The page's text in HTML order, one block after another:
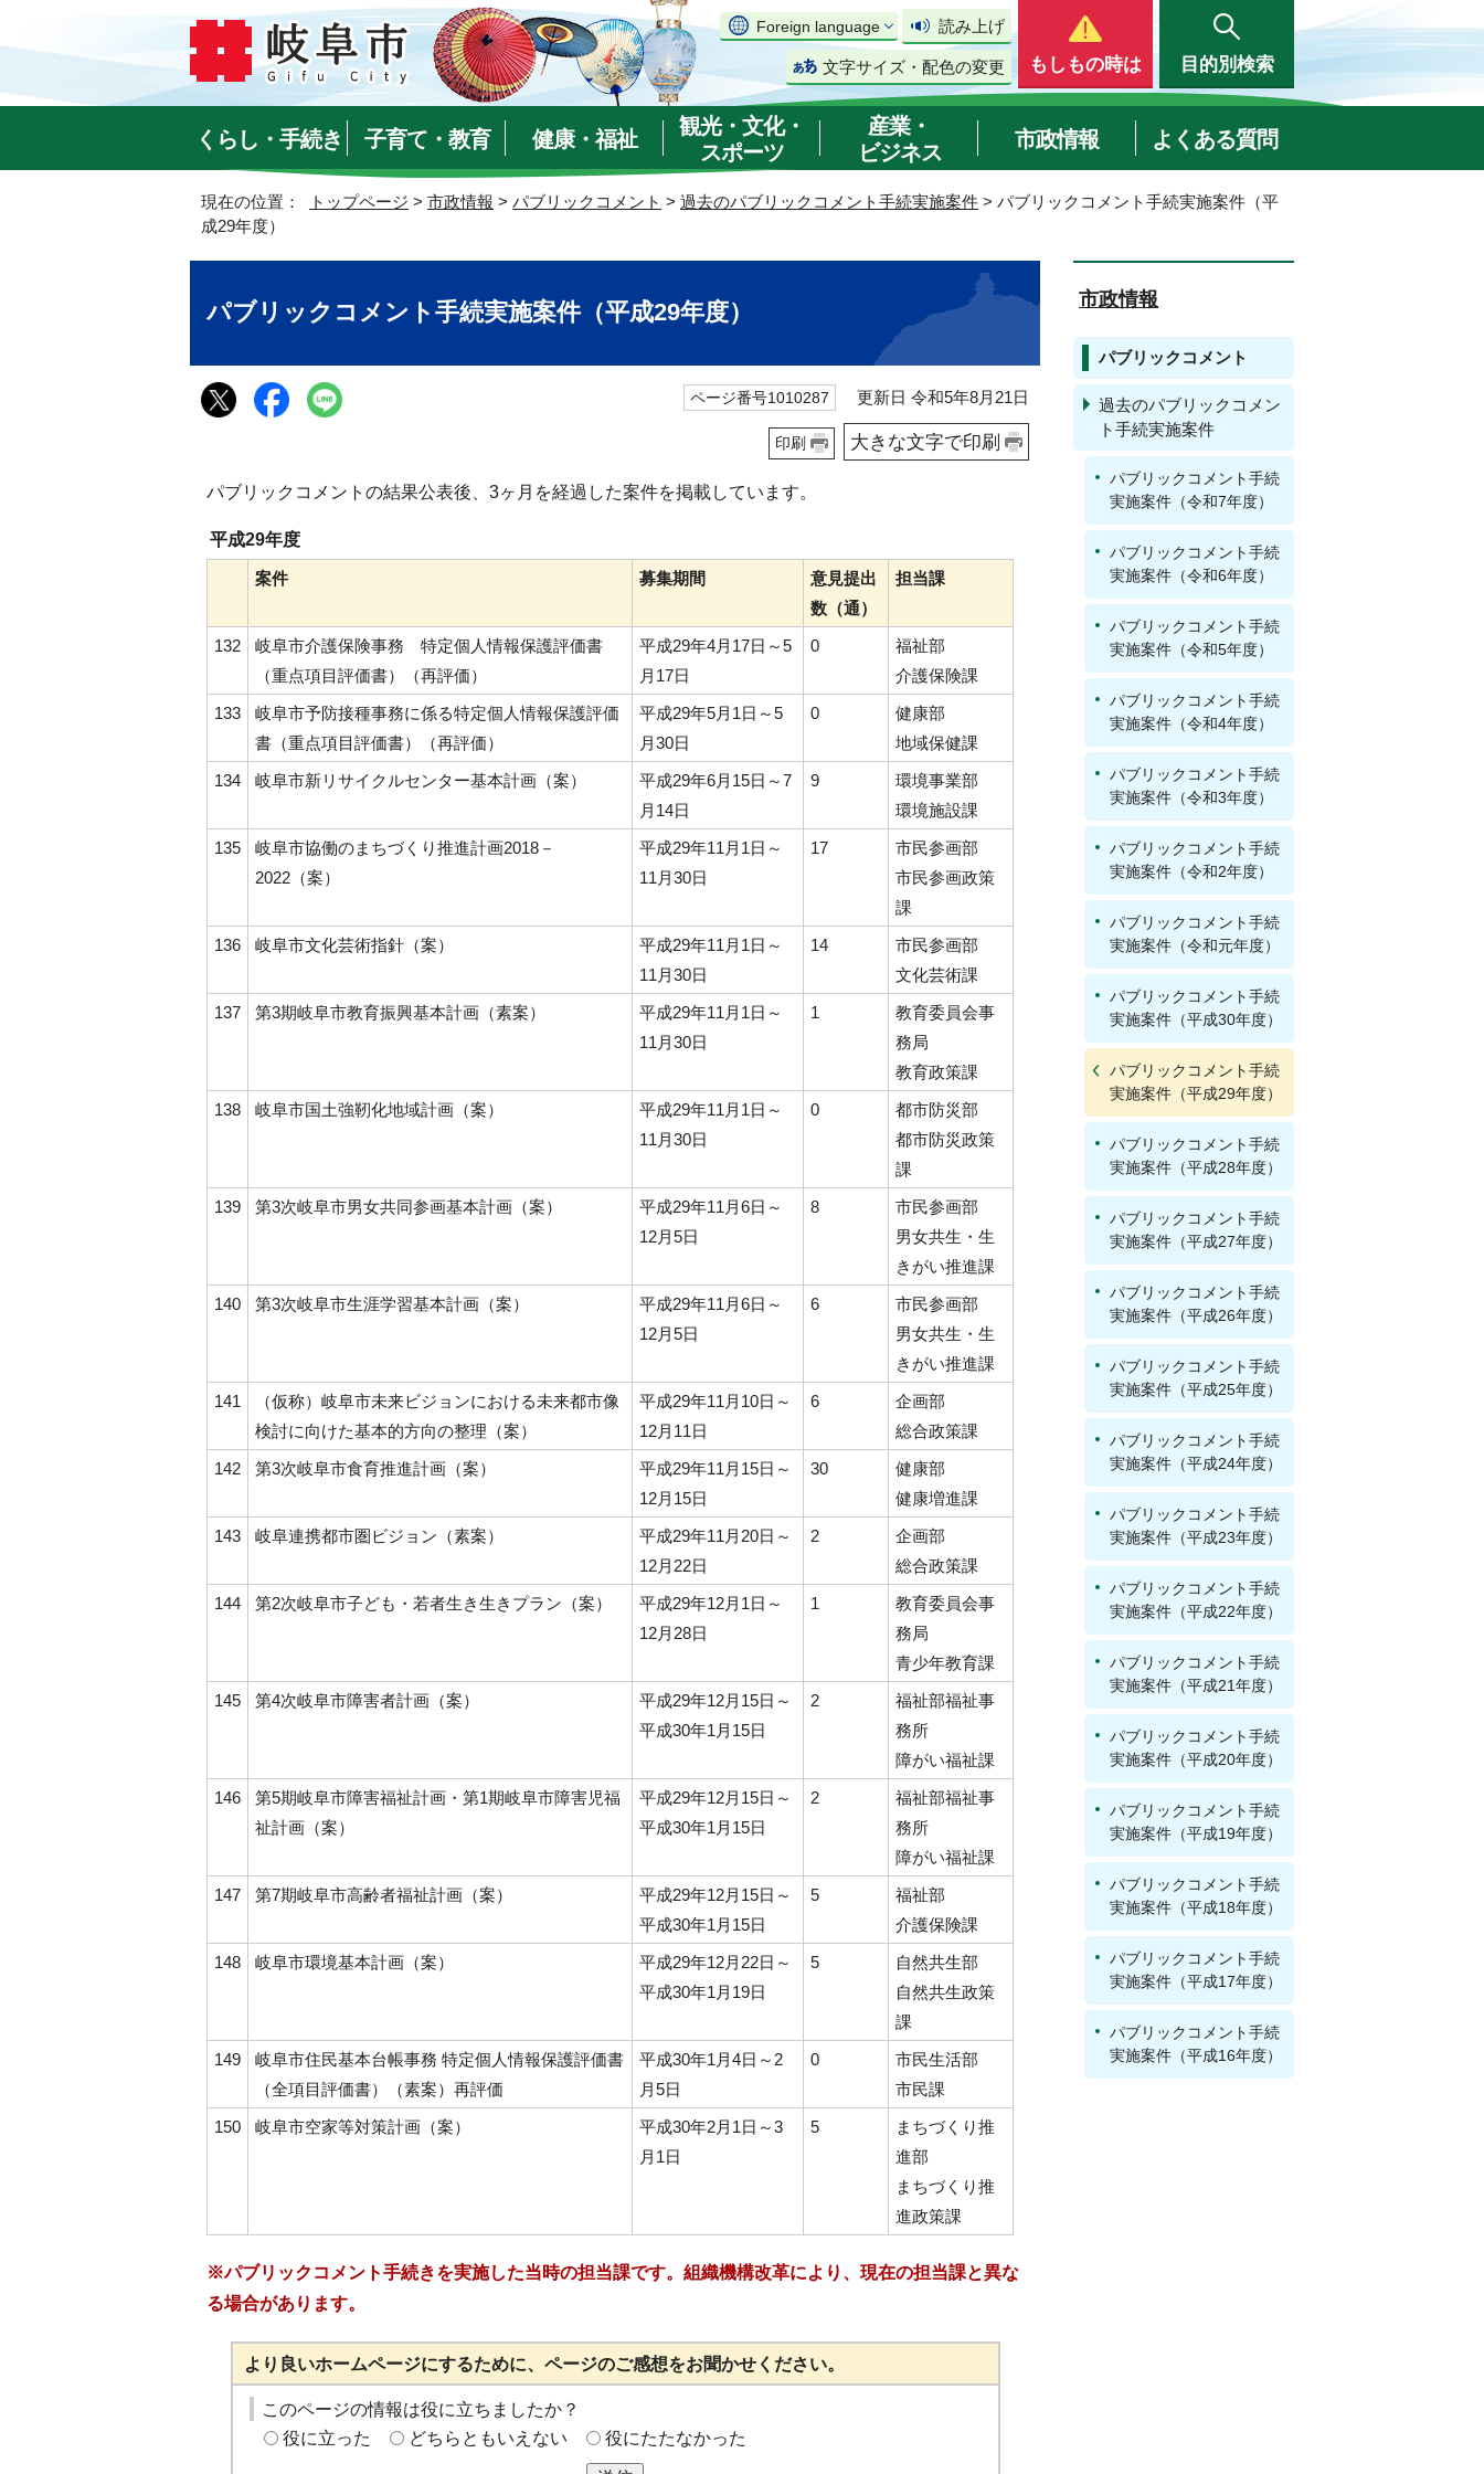
Foreign language 読み上げ
文字サイズ・配色の変更 もしもの時は 目的別検索
くらし・手続き 子育て・教育 健康・福祉
観光・文化・
スポーツ
産業・
ビジネス
市政情報 よくある質問
現在の位置： トップページ > 市政情報 > パブリックコメント > 過去のパブリックコメント手続実施案件 > パブリックコメント手続実施案件（平
成29年度）
パブリックコメント手続実施案件（平成29年度）
ページ番号1010287 更新日 令和5年8月21日
印刷 大きな文字で印刷
パブリックコメントの結果公表後、3ヶ月を経過した案件を掲載しています。
平成29年度
案件 募集期間
意見提出
数（通）
担当課
132
岐阜市介護保険事務 特定個人情報保護評価書
（重点項目評価書）（再評価）
平成29年4月17日～5
月17日
0
福祉部
介護保険課
133
岐阜市予防接種事務に係る特定個人情報保護評価
書（重点項目評価書）（再評価）
平成29年5月1日～5
月30日
0
健康部
地域保健課
134
岐阜市新リサイクルセンター基本計画（案）
平成29年6月15日～7
月14日
9
環境事業部
環境施設課
135
岐阜市協働のまちづくり推進計画2018－
2022（案）
平成29年11月1日～
11月30日
17
市民参画部
市民参画政策
課
136
岐阜市文化芸術指針（案）
平成29年11月1日～
11月30日
14
市民参画部
文化芸術課
137
第3期岐阜市教育振興基本計画（素案）
平成29年11月1日～
11月30日
1
教育委員会事
務局
教育政策課
138
岐阜市国土強靭化地域計画（案）
平成29年11月1日～
11月30日
0
都市防災部
都市防災政策
課
139
第3次岐阜市男女共同参画基本計画（案）
平成29年11月6日～
12月5日
8
市民参画部
男女共生・生
きがい推進課
140
第3次岐阜市生涯学習基本計画（案）
平成29年11月6日～
12月5日
6
市民参画部
男女共生・生
きがい推進課
141
（仮称）岐阜市未来ビジョンにおける未来都市像
検討に向けた基本的方向の整理（案）
平成29年11月10日～
12月11日
6
企画部
総合政策課
142
第3次岐阜市食育推進計画（案）
平成29年11月15日～
12月15日
30
健康部
健康増進課
143
岐阜連携都市圏ビジョン（素案）
平成29年11月20日～
12月22日
2
企画部
総合政策課
144
第2次岐阜市子ども・若者生き生きプラン（案）
平成29年12月1日～
12月28日
1
教育委員会事
務局
青少年教育課
145
第4次岐阜市障害者計画（案）
平成29年12月15日～
平成30年1月15日
2
福祉部福祉事
務所
障がい福祉課
146
第5期岐阜市障害福祉計画・第1期岐阜市障害児福
祉計画（案）
平成29年12月15日～
平成30年1月15日
2
福祉部福祉事
務所
障がい福祉課
147
第7期岐阜市高齢者福祉計画（案）
平成29年12月15日～
平成30年1月15日
5
福祉部
介護保険課
148
岐阜市環境基本計画（案）
平成29年12月22日～
平成30年1月19日
5
自然共生部
自然共生政策
課
149
岐阜市住民基本台帳事務 特定個人情報保護評価書
（全項目評価書）（素案）再評価
平成30年1月4日～2
月5日
0
市民生活部
市民課
150
岐阜市空家等対策計画（案）
平成30年2月1日～3
月1日
5
まちづくり推
進部
まちづくり推
進政策課
※パブリックコメント手続きを実施した当時の担当課です。組織機構改革により、現在の担当課と異な
る場合があります。
より良いホームページにするために、ページのご感想をお聞かせください。
このページの情報は役に立ちましたか？
役に立った
どちらともいえない 役にたたなかった
市政情報
パブリックコメント
過去のパブリックコメン
ト手続実施案件
パブリックコメント手続
実施案件（令和7年度）
パブリックコメント手続
実施案件（令和6年度）
パブリックコメント手続
実施案件（令和5年度）
パブリックコメント手続
実施案件（令和4年度）
パブリックコメント手続
実施案件（令和3年度）
パブリックコメント手続
実施案件（令和2年度）
パブリックコメント手続
実施案件（令和元年度）
パブリックコメント手続
実施案件（平成30年度）
パブリックコメント手続
実施案件（平成29年度）
パブリックコメント手続
実施案件（平成28年度）
パブリックコメント手続
実施案件（平成27年度）
パブリックコメント手続
実施案件（平成26年度）
パブリックコメント手続
実施案件（平成25年度）
パブリックコメント手続
実施案件（平成24年度）
パブリックコメント手続
実施案件（平成23年度）
パブリックコメント手続
実施案件（平成22年度）
パブリックコメント手続
実施案件（平成21年度）
パブリックコメント手続
実施案件（平成20年度）
パブリックコメント手続
実施案件（平成19年度）
パブリックコメント手続
実施案件（平成18年度）
パブリックコメント手続
実施案件（平成17年度）
パブリックコメント手続
実施案件（平成16年度）